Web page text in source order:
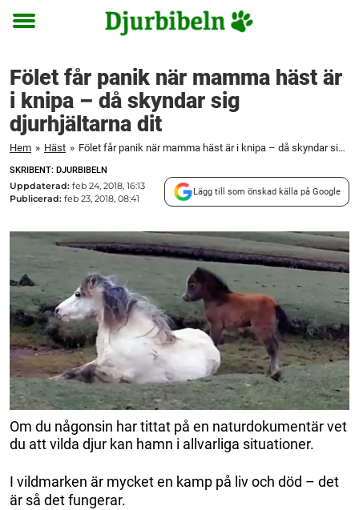
Toggle
Fölet får panik när mamma häst är
i knipa – då skyndar sig
djurhjältarna dit
Hem » Häst » Fölet får panik när mamma häst är i knipa – då skyndar sig djurhjältarna dit
SKRIBENT: DJURBIBELN
Uppdaterad: feb 24, 2018, 16:13
Publicerad: feb 23, 2018, 08:41
Lägg till som önskad källa på Google
Om du någonsin har tittat på en naturdokumentär vet
du att vilda djur kan hamn i allvarliga situationer.
I vildmarken är mycket en kamp på liv och död – det
är så det fungerar.